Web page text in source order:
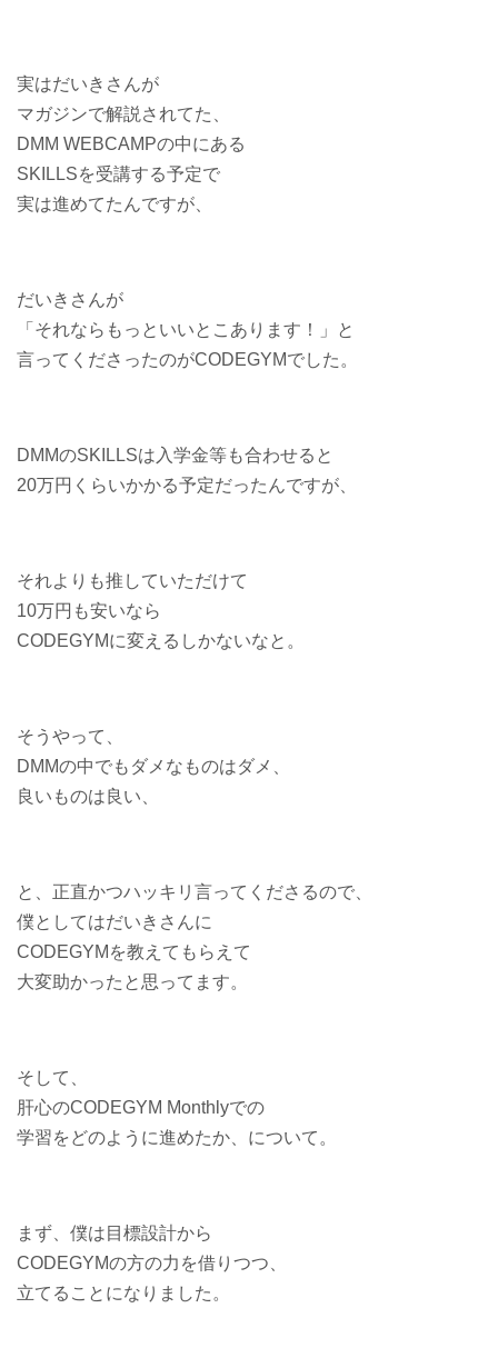
実はだいきさんが
マガジンで解説されてた、
DMM WEBCAMPの中にある
SKILLSを受講する予定で
実は進めてたんですが、
だいきさんが
「それならもっといいとこあります！」と
言ってくださったのがCODEGYMでした。
DMMのSKILLSは入学金等も合わせると
20万円くらいかかる予定だったんですが、
それよりも推していただけて
10万円も安いなら
CODEGYMに変えるしかないなと。
そうやって、
DMMの中でもダメなものはダメ、
良いものは良い、
と、正直かつハッキリ言ってくださるので、
僕としてはだいきさんに
CODEGYMを教えてもらえて
大変助かったと思ってます。
そして、
肝心のCODEGYM Monthlyでの
学習をどのように進めたか、について。
まず、僕は目標設計から
CODEGYMの方の力を借りつつ、
立てることになりました。